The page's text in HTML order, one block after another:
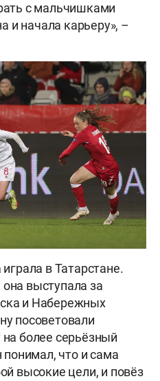
с мальчишками
и начала карьеру», –
в Татарстане.
выступала за
и Набережных
посоветовали
более серьёзный
понимал, что и сама
высокие цели, и повёз